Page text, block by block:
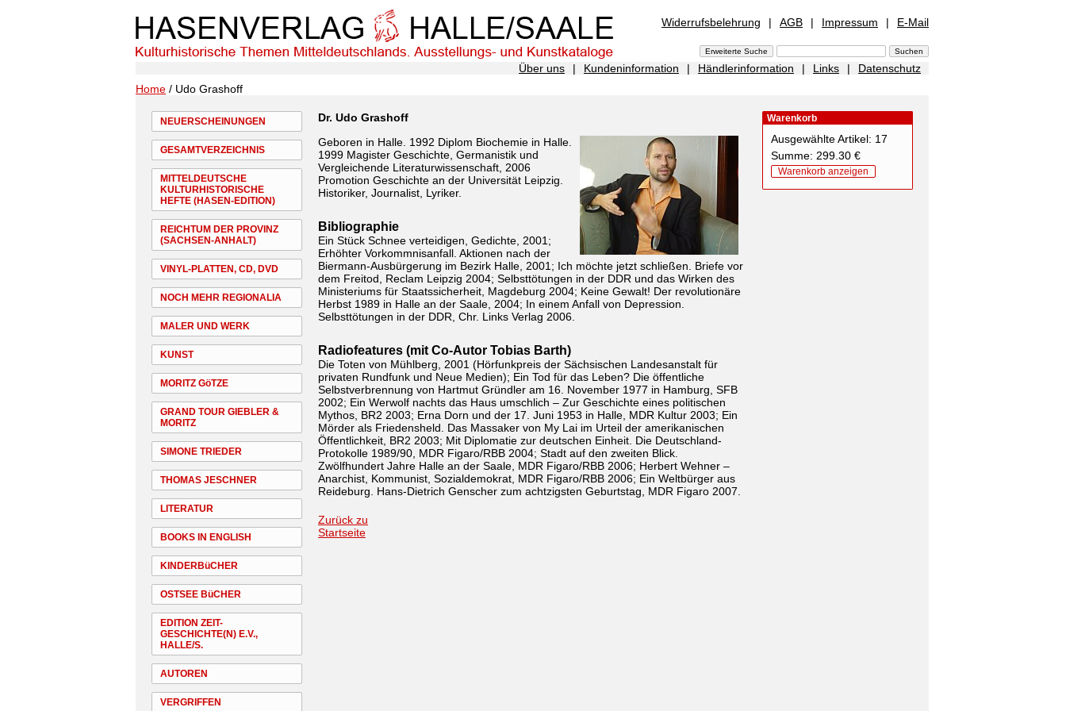
Widerrufsbelehrung | AGB | Impressum | E-Mail
Über uns | Kundeninformation | Händlerinformation | Links |
Datenschutz
Home / Udo Grashoff
NEUERSCHEINUNGEN
GESAMTVERZEICHNIS
MITTELDEUTSCHE
KULTURHISTORISCHE
HEFTE (HASEN-EDITION)
REICHTUM DER PROVINZ
(SACHSEN-ANHALT)
VINYL-PLATTEN, CD, DVD
NOCH MEHR REGIONALIA
MALER UND WERK
KUNST
MORITZ GöTZE
GRAND TOUR GIEBLER &
MORITZ
SIMONE TRIEDER
THOMAS JESCHNER
LITERATUR
BOOKS IN ENGLISH
KINDERBüCHER
OSTSEE BüCHER
EDITION ZEIT-
GESCHICHTE(N) E.V.,
HALLE/S.
AUTOREN
VERGRIFFEN
Dr. Udo Grashoff
Geboren in Halle. 1992 Diplom Biochemie in Halle.
1999 Magister Geschichte, Germanistik und
Vergleichende Literaturwissenschaft, 2006
Promotion Geschichte an der Universität Leipzig.
Historiker, Journalist, Lyriker.
Bibliographie
Ein Stück Schnee verteidigen, Gedichte, 2001;
Erhöhter Vorkommnisanfall. Aktionen nach der
Biermann-Ausbürgerung im Bezirk Halle, 2001; Ich möchte jetzt schließen. Briefe vor
dem Freitod, Reclam Leipzig 2004; Selbsttötungen in der DDR und das Wirken des
Ministeriums für Staatssicherheit, Magdeburg 2004; Keine Gewalt! Der revolutionäre
Herbst 1989 in Halle an der Saale, 2004; In einem Anfall von Depression.
Selbsttötungen in der DDR, Chr. Links Verlag 2006.
Radiofeatures (mit Co-Autor Tobias Barth)
Die Toten von Mühlberg, 2001 (Hörfunkpreis der Sächsischen Landesanstalt für
privaten Rundfunk und Neue Medien); Ein Tod für das Leben? Die öffentliche
Selbstverbrennung von Hartmut Gründler am 16. November 1977 in Hamburg, SFB
2002; Ein Werwolf nachts das Haus umschlich – Zur Geschichte eines politischen
Mythos, BR2 2003; Erna Dorn und der 17. Juni 1953 in Halle, MDR Kultur 2003; Ein
Mörder als Friedensheld. Das Massaker von My Lai im Urteil der amerikanischen
Öffentlichkeit, BR2 2003; Mit Diplomatie zur deutschen Einheit. Die Deutschland-
Protokolle 1989/90, MDR Figaro/RBB 2004; Stadt auf den zweiten Blick.
Zwölfhundert Jahre Halle an der Saale, MDR Figaro/RBB 2006; Herbert Wehner –
Anarchist, Kommunist, Sozialdemokrat, MDR Figaro/RBB 2006; Ein Weltbürger aus
Reideburg. Hans-Dietrich Genscher zum achtzigsten Geburtstag, MDR Figaro 2007.
Zurück zu
Startseite
Warenkorb
Ausgewählte Artikel: 17
Summe: 299.30 €
Warenkorb anzeigen